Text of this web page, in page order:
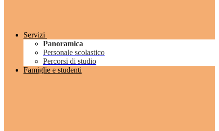
Servizi
Panoramica
Personale scolastico
Percorsi di studio
Famiglie e studenti